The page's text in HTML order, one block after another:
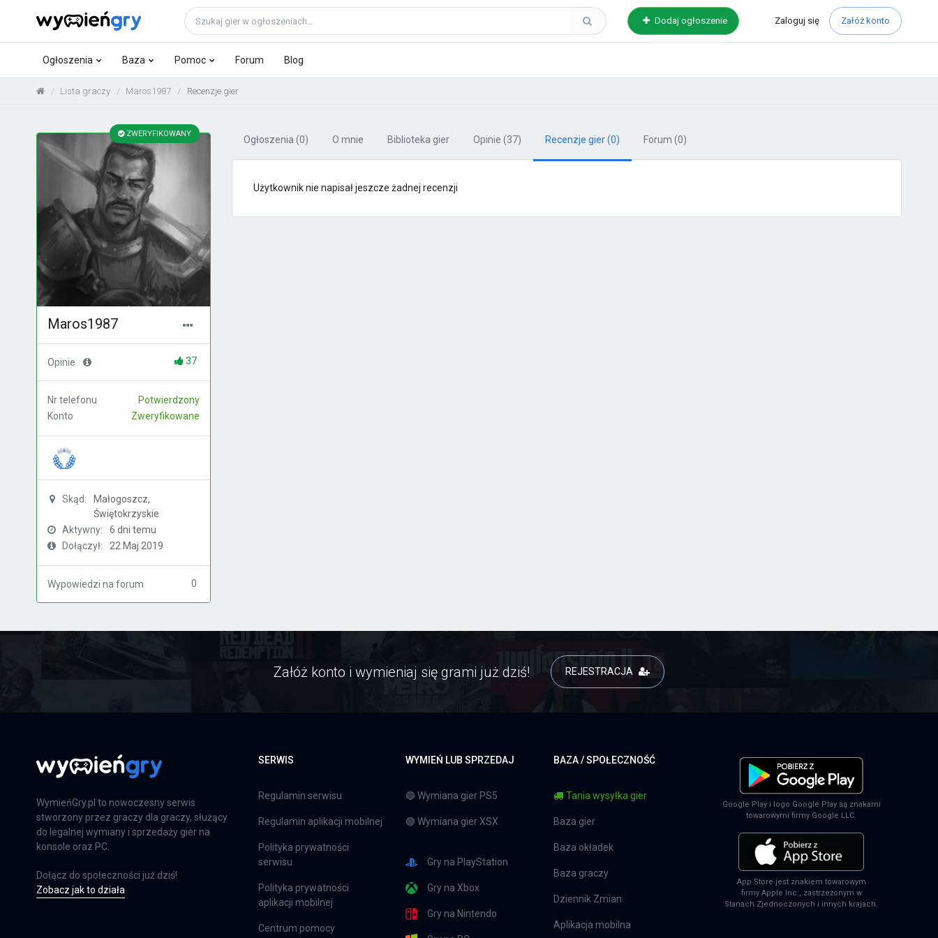
Dodaj ogłoszenie Zaloguj się Załóż konto
Ogłoszenia Baza Pomoc Forum Blog
Lista graczy Maros1987 Recenzje gier
ZWERYFIKOWANY
Maros1987
Opinie 37
Nr telefonu
Potwierdzony
Konto
Zweryfikowane
Skąd:
Małogoszcz,
Świętokrzyskie
Aktywny:
6 dni temu
Dołączył:
22 Maj 2019
Wypowiedzi na forum 0
Ogłoszenia (0) O mnie Biblioteka gier Opinie (37) Recenzje gier(0) Forum (0)
Użytkownik nie napisał jeszcze żadnej recenzji
Załóż konto i wymieniaj się grami już dziś! REJESTRACJA
WymieńGry.pl to nowoczesny serwis
stworzony przez graczy dla graczy, służący
do legalnej wymiany i sprzedaży gier na
konsole oraz PC.
Dołącz do społeczności już dziś!
Zobacz jak to działa
SERWIS
Regulamin serwisu
Regulamin aplikacji mobilnej
Polityka prywatności
serwisu
Polityka prywatności
aplikacji mobilnej
Centrum pomocy
WYMIEŃ LUB SPRZEDAJ
🔵 Wymiana gier PS5
🟢 Wymiana gier XSX
Gry na PlayStation
Gry na Xbox
Gry na Nintendo
BAZA / SPOŁECZNOŚĆ
Tania wysyłka gier
Baza gier
Baza okładek
Baza graczy
Dziennik Zmian
Aplikacja mobilna
Google Play i logo Google Play są znakami
towarowymi firmy Google LLC.
App Store jest znakiem towarowym
firmy Apple Inc., zastrzeżonym w
Stanach Zjednoczonych i innych krajach.